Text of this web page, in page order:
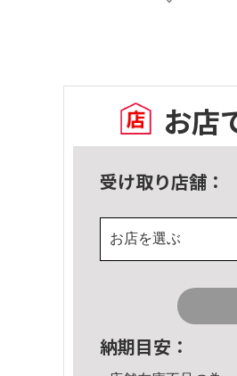
お店
受け取り店舗：
お店を選ぶ
納期目安：